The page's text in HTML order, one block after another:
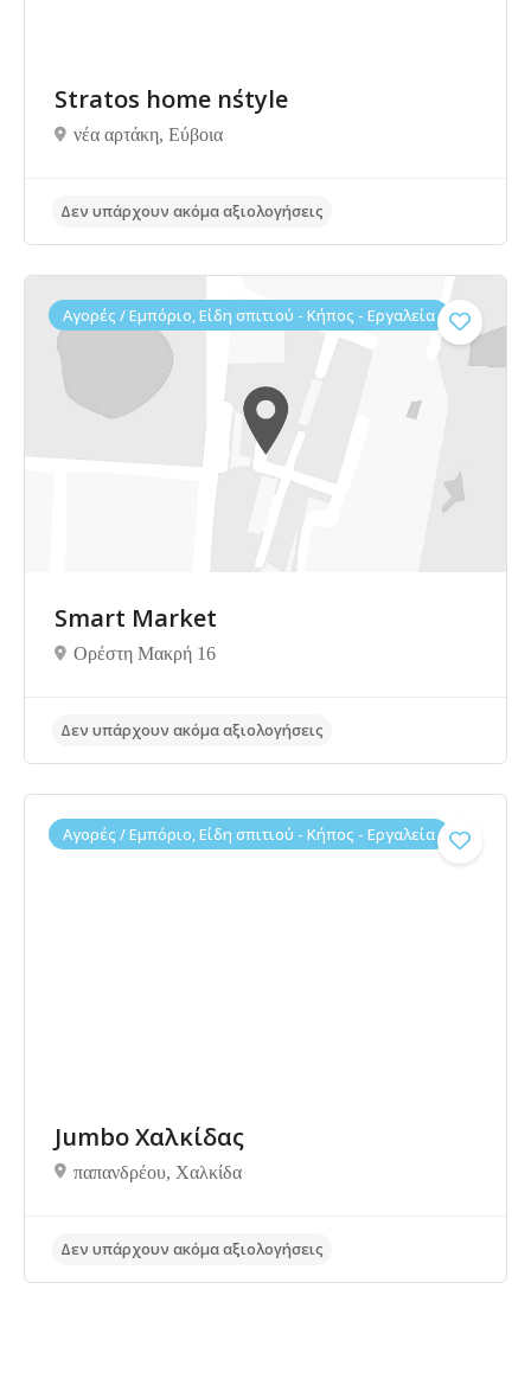
Stratos home n΄style
νέα αρτάκη, Eύβοια
Δεν υπάρχουν ακόμα αξιολογήσεις
Αγορές / Εμπόριο, Είδη σπιτιού - Κήπος - Εργαλεία
Smart Market
Ορέστη Μακρή 16
Δεν υπάρχουν ακόμα αξιολογήσεις
Αγορές / Εμπόριο, Είδη σπιτιού - Κήπος - Εργαλεία
Jumbo Χαλκίδας
παπανδρέου, Xαλκίδα